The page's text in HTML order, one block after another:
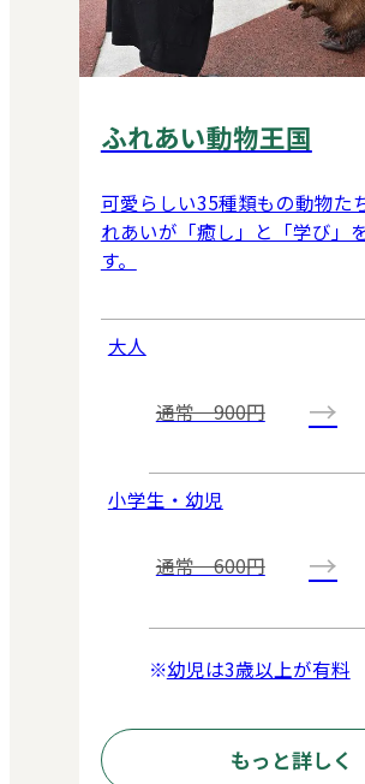
ふれあい動物王国
可愛らしい35種類もの動物た
れあいが「癒し」と「学び」
す。
大人
通常 900円 →
小学生・幼児
通常 600円 →
幼児は3歳以上が有料
もっと詳しく